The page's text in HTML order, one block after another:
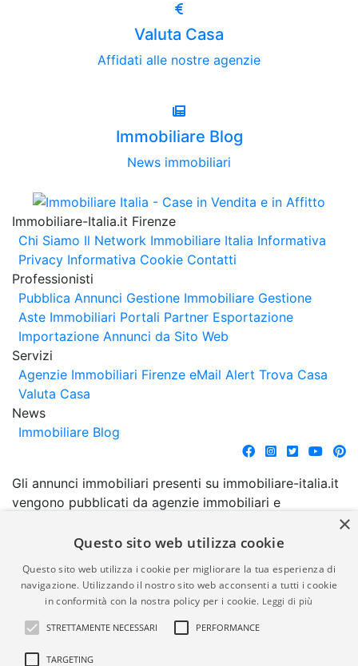
Valuta Casa
Affidati alle nostre agenzie
Immobiliare Blog
News immobiliari
Immobiliare-Italia.it Firenze
Chi Siamo Il Network Immobiliare Italia Informativa
Privacy Informativa Cookie Contatti
Professionisti
Pubblica Annunci Gestione Immobiliare Gestione
Aste Immobiliari Portali Partner Esportazione
Importazione Annunci da Sito Web
Servizi
Agenzie Immobiliari Firenze eMail Alert Trova Casa
Valuta Casa
News
Immobiliare Blog
Gli annunci immobiliari presenti su immobiliare-italia.it
vengono pubblicati da agenzie immobiliari e
comporta l'approvazione o l'avallo da parte di
garanzia da parte di quest'ultima. immobiliare-italia.it
quindi non è responsabile della veridicità, della
correttezza, della completezza, della normativa in
materia di privacy e/o di alcun altro aspetto dei
suddetti annunci.
×
Questo sito web utilizza cookie
Questo sito web utilizza i cookie per migliorare la tua esperienza di
navigazione. Utilizzando il nostro sito web acconsenti a tutti i cookie
in conformità con la nostra policy per i cookie. Leggi di più
STRETTAMENTE NECESSARI PERFORMANCE
TARGETING